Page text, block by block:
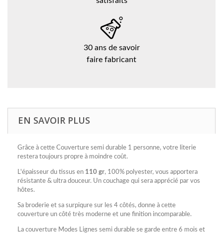
30 ans de savoir
faire fabricant
EN SAVOIR PLUS
Grâce à cette Couverture semi durable 1 personne, votre literie
restera toujours propre à moindre coût.
L'épaisseur du tissus en 110 gr, 100% polyester, vous apportera
résistante & ultra douceur. Un couchage qui sera apprécié par vos
hôtes.
Sa broderie et sa surpiqure sur les 4 côtés, donne à cette
couverture un côté très moderne et une finition incomparable.
La couverture Modes Lignes semi durable se garde entre 6 mois et